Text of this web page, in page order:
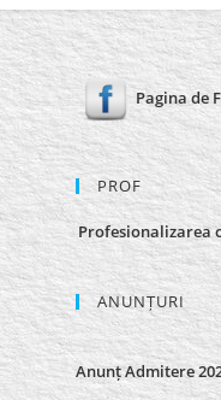
Pagina de
PROF
Profesionalizarea
ANUNȚURI
Anunț Admitere